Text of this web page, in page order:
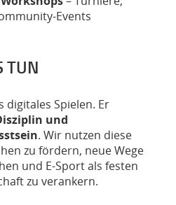
Events
TUN
digitales Spielen. Er
und
. Wir nutzen diese
zu fördern, neue Wege
und E-Sport als festen
zu verankern.